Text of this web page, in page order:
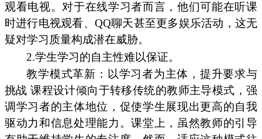
观看电视。对于在线学习者而言，他们可能在听课
时进行电视观看、QQ聊天甚至更多娱乐活动，这无
疑对学习质量构成潜在威胁。
2.学生学习的自主性难以保证。
教学模式革新：以学习者为主体，提升要求与
挑战 课程设计倾向于转移传统的教师主导模式，强
调学习者的主体地位，促使学生展现出更高的自我
驱动力和信息处理能力。课堂上，虽然教师的引导